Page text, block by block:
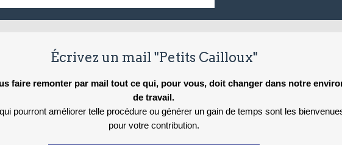
Écrivez un mail "Petits Cailloux"
faire remonter par mail tout ce qui, pour vous, doit changer dans notre
de travail.
pourront améliorer telle procédure ou générer un gain de temps sont les
pour votre contribution.